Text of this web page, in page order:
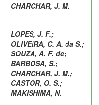
CHARCHAR, J. M.
LOPES, J. F.;
OLIVEIRA, C. A. da S.;
SOUZA, A. F. de;
BARBOSA, S.;
CHARCHAR, J. M.;
CASTOR, O. S.;
MAKISHIMA, N.